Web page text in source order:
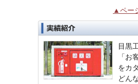
▲ペー
目黒
「お
をカ
どん